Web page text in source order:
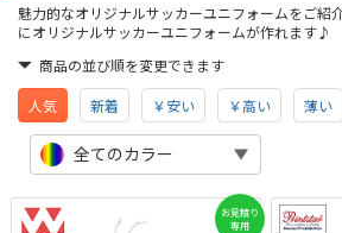
魅力的なオリジナルサッカーユニフォームをご紹
にオリジナルサッカーユニフォームが作れます♪
商品の並び順を変更できます
人気
新着 ￥安い ￥高い 薄い
全てのカラー
お見積り
専用